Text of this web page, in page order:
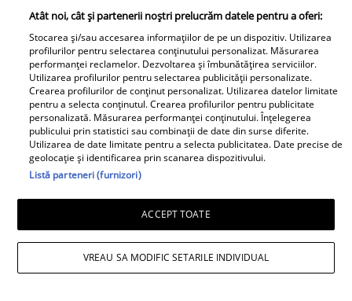
apreciate modele din anii 90. A
fost decorată recent de
Ministerul Culturii din Franța.
Foto
Noi dezvăluiri despre relația
actuală dintre Andreea Popescu
și Dan Alexa. Relația ei
extraconjugală cu antrenorul a
Atât noi, cât și partenerii noștri prelucrăm datele pentru a oferi:
Stocarea și/sau accesarea informațiilor de pe un dispozitiv. Utilizarea
profilurilor pentru selectarea conținutului personalizat. Măsurarea
performanței reclamelor. Dezvoltarea și îmbunătățirea serviciilor.
Utilizarea profilurilor pentru selectarea publicității personalizate.
Crearea profilurilor de conținut personalizat. Utilizarea datelor limitate
pentru a selecta conținutul. Crearea profilurilor pentru publicitate
personalizată. Măsurarea performanței conținutului. Înțelegerea
publicului prin statistici sau combinații de date din surse diferite.
Utilizarea de date limitate pentru a selecta publicitatea. Date precise de
geolocație și identificarea prin scanarea dispozitivului.
Listă parteneri (furnizori)
ACCEPT TOATE
VREAU SA MODIFIC SETARILE INDIVIDUAL